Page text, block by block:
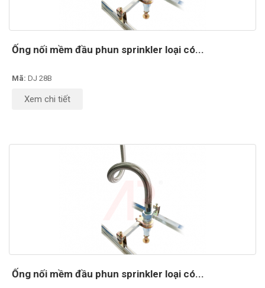
Ống nối mềm đầu phun sprinkler loại có...
Mã: DJ 28B
Xem chi tiết
Ống nối mềm đầu phun sprinkler loại có...